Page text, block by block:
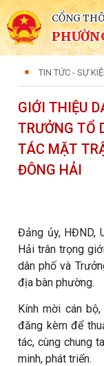
CỔNG
TIN TỨC - SỰ
GIỚI THIỆU
TRƯỞNG TỔ
TÁC MẶT
ĐÔNG HẢI
Đảng ủy, HĐND,
Hải trân trọng
dân phố và
địa bàn phường.
Kính mời cán
đăng kèm để
tác, cùng chung
minh, phát triển.